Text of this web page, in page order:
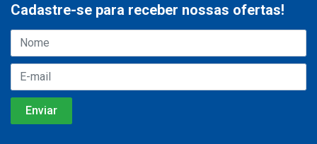
Cadastre-se para receber nossas ofertas!